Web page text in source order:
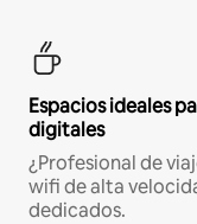
Espacios ideales
digitales
¿Profesional de
wifi de alta
dedicados.